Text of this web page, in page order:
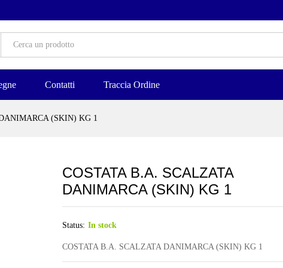
Contatti Traccia Ordine
(SKIN) KG 1
COSTATA B.A. SCALZATA
DANIMARCA (SKIN) KG 1
Status: In stock
COSTATA B.A. SCALZATA DANIMARCA (SKIN) KG 1